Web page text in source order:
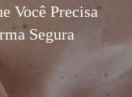
Você Precisa
Segura